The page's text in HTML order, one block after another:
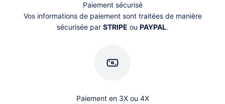
Paiement sécurisé
Vos informations de paiement sont traitées de manière
sécurisée par STRIPE ou PAYPAL.
Paiement en 3X ou 4X